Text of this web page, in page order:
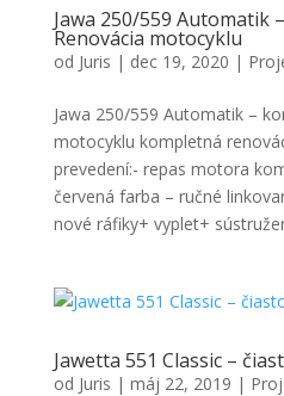
Jawa 250/559 Automatik
Renovácia motocyklu
od Juris | dec 19, 2020 |
Jawa 250/559 Automatik –
motocyklu kompletná
prevedení:- repas motora
červená farba – ručné
nové ráfiky+ vyplet+
Jawetta 551 Classic –
od Juris | máj 22, 2019 |